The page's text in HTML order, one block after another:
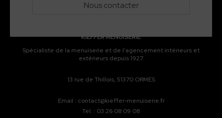
email lorsqu'un projet est publié ?
KIEFFER MENUISERIE
Spécialiste de la menuiserie et de l’agencement intérieurs et
extérieurs depuis 1927.
13 rue de Thillois, 51370 ORMES
Email : contact@kieffer-menuiserie.fr
Tel. : 03 26 08 09 08